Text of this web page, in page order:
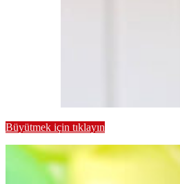
Büyütmek için tıklayın